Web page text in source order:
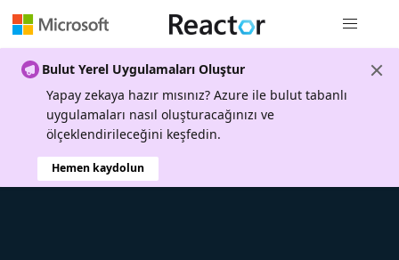
Bulut Yerel Uygulamaları Oluştur
Yapay zekaya hazır mısınız? Azure ile bulut tabanlı
uygulamaları nasıl oluşturacağınızı ve
ölçeklendirileceğini keşfedin.
Hemen kaydolun